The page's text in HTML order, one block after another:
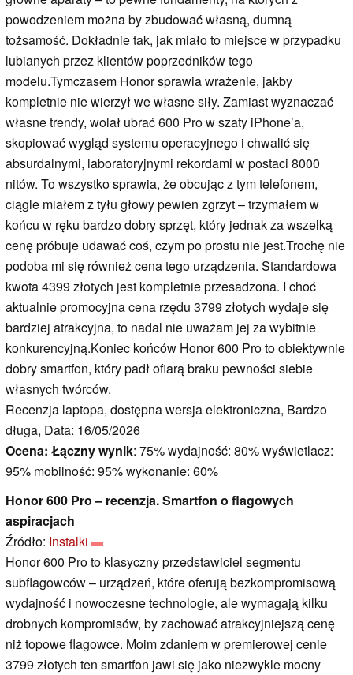
powodzeniem można by zbudować własną, dumną
tożsamość. Dokładnie tak, jak miało to miejsce w przypadku
lubianych przez klientów poprzedników tego
modelu.Tymczasem Honor sprawia wrażenie, jakby
kompletnie nie wierzył we własne siły. Zamiast wyznaczać
własne trendy, wolał ubrać 600 Pro w szaty iPhone’a,
skopiować wygląd systemu operacyjnego i chwalić się
absurdalnymi, laboratoryjnymi rekordami w postaci 8000
nitów. To wszystko sprawia, że obcując z tym telefonem,
ciągle miałem z tyłu głowy pewien zgrzyt – trzymałem w
końcu w ręku bardzo dobry sprzęt, który jednak za wszelką
cenę próbuje udawać coś, czym po prostu nie jest.Trochę nie
podoba mi się również cena tego urządzenia. Standardowa
kwota 4399 złotych jest kompletnie przesadzona. I choć
aktualnie promocyjna cena rzędu 3799 złotych wydaje się
bardziej atrakcyjna, to nadal nie uważam jej za wybitnie
konkurencyjną.Koniec końców Honor 600 Pro to obiektywnie
dobry smartfon, który padł ofiarą braku pewności siebie
własnych twórców.
Recenzja laptopa, dostępna wersja elektroniczna, Bardzo
długa, Data: 16/05/2026
Ocena: Łączny wynik: 75% wydajność: 80% wyświetlacz:
95% mobilność: 95% wykonanie: 60%
Honor 600 Pro – recenzja. Smartfon o flagowych
aspiracjach
Źródło: Instalki
Honor 600 Pro to klasyczny przedstawiciel segmentu
subflagowców – urządzeń, które oferują bezkompromisową
wydajność i nowoczesne technologie, ale wymagają kilku
drobnych kompromisów, by zachować atrakcyjniejszą cenę
niż topowe flagowce. Moim zdaniem w premierowej cenie
3799 złotych ten smartfon jawi się jako niezwykle mocny